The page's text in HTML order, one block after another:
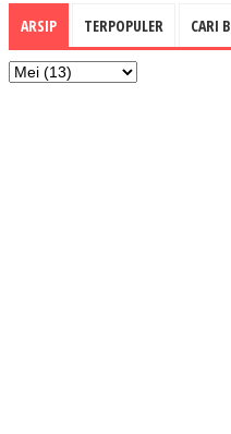
ARSIP TERPOPULER CARI